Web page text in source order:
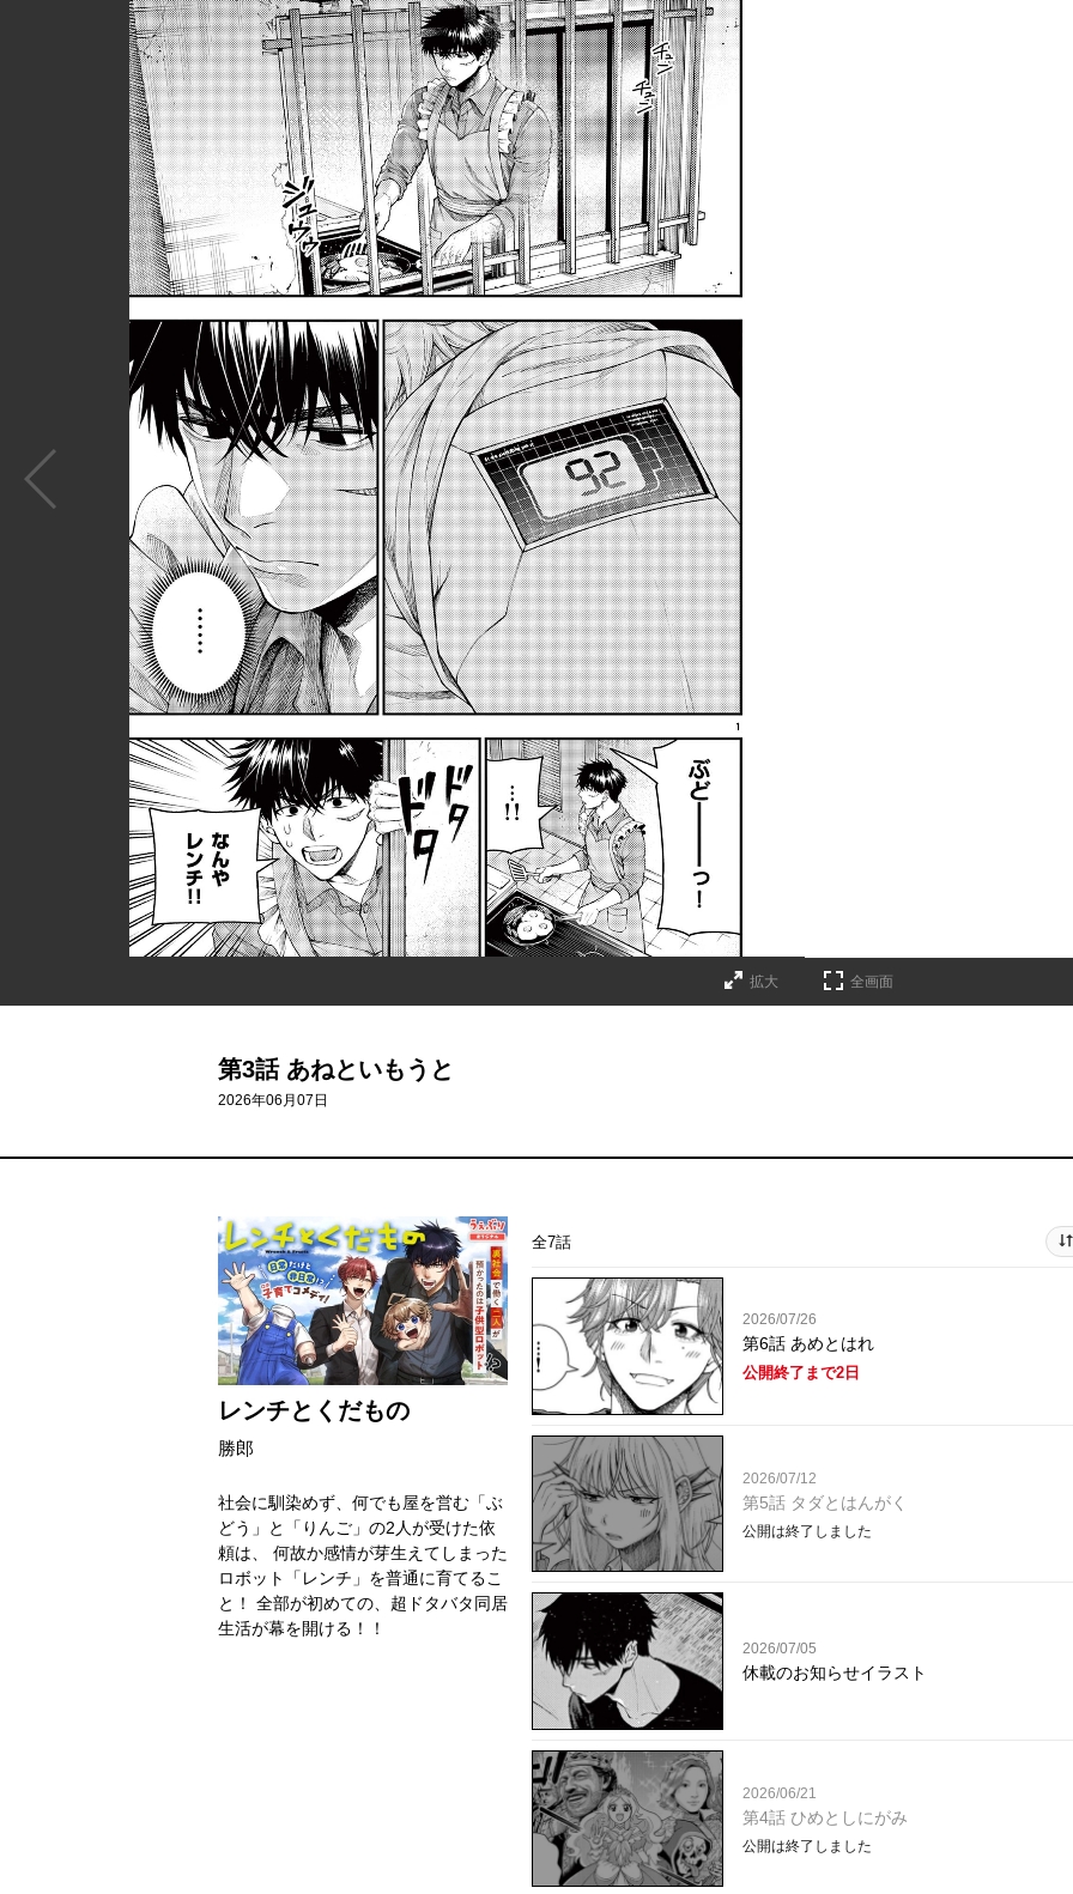
拡大 全画面
第3話 あねといもうと
2026年06月07日
レンチとくだもの
勝郎
社会に馴染めず、何でも屋を営む「ぶ
どう」と「りんご」の2人が受けた依
頼は、 何故か感情が芽生えてしまった
ロボット「レンチ」を普通に育てるこ
と！ 全部が初めての、超ドタバタ同居
生活が幕を開ける！！
全7話
2026/07/26
第6話 あめとはれ
公開終了まで2日
2026/07/12
第5話 タダとはんがく
公開は終了しました
2026/07/05
休載のお知らせイラスト
2026/06/21
第4話 ひめとしにがみ
公開は終了しました